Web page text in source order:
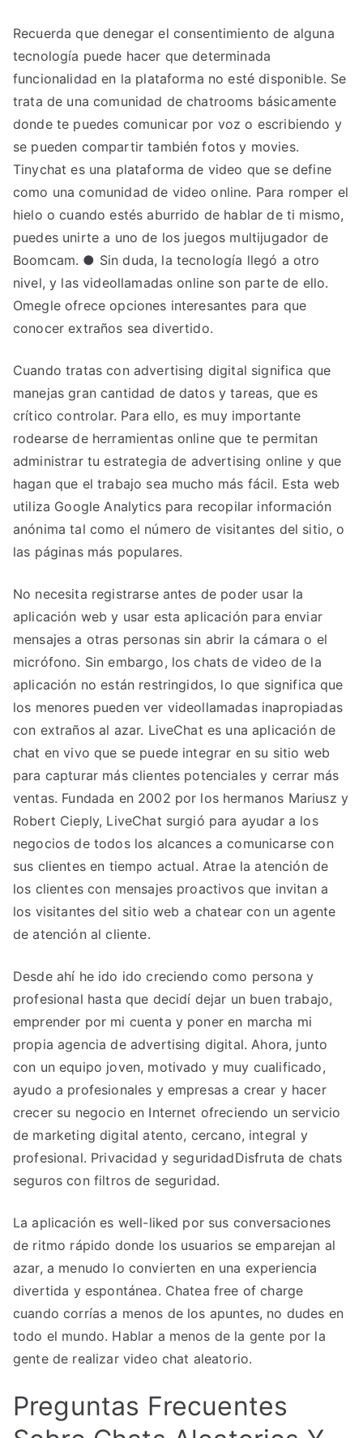
Recuerda que denegar el consentimiento de alguna
tecnología puede hacer que determinada
funcionalidad en la plataforma no esté disponible. Se
trata de una comunidad de chatrooms básicamente
donde te puedes comunicar por voz o escribiendo y
se pueden compartir también fotos y movies.
Tinychat es una plataforma de video que se define
como una comunidad de video online. Para romper el
hielo o cuando estés aburrido de hablar de ti mismo,
puedes unirte a uno de los juegos multijugador de
Boomcam. ● Sin duda, la tecnología llegó a otro
nivel, y las videollamadas online son parte de ello.
Omegle ofrece opciones interesantes para que
conocer extraños sea divertido.
Cuando tratas con advertising digital significa que
manejas gran cantidad de datos y tareas, que es
crítico controlar. Para ello, es muy importante
rodearse de herramientas online que te permitan
administrar tu estrategia de advertising online y que
hagan que el trabajo sea mucho más fácil. Esta web
utiliza Google Analytics para recopilar información
anónima tal como el número de visitantes del sitio, o
las páginas más populares.
No necesita registrarse antes de poder usar la
aplicación web y usar esta aplicación para enviar
mensajes a otras personas sin abrir la cámara o el
micrófono. Sin embargo, los chats de video de la
aplicación no están restringidos, lo que significa que
los menores pueden ver videollamadas inapropiadas
con extraños al azar. LiveChat es una aplicación de
chat en vivo que se puede integrar en su sitio web
para capturar más clientes potenciales y cerrar más
ventas. Fundada en 2002 por los hermanos Mariusz y
Robert Cieply, LiveChat surgió para ayudar a los
negocios de todos los alcances a comunicarse con
sus clientes en tiempo actual. Atrae la atención de
los clientes con mensajes proactivos que invitan a
los visitantes del sitio web a chatear con un agente
de atención al cliente.
Desde ahí he ido ido creciendo como persona y
profesional hasta que decidí dejar un buen trabajo,
emprender por mi cuenta y poner en marcha mi
propia agencia de advertising digital. Ahora, junto
con un equipo joven, motivado y muy cualificado,
ayudo a profesionales y empresas a crear y hacer
crecer su negocio en Internet ofreciendo un servicio
de marketing digital atento, cercano, integral y
profesional. Privacidad y seguridadDisfruta de chats
seguros con filtros de seguridad.
La aplicación es well-liked por sus conversaciones
de ritmo rápido donde los usuarios se emparejan al
azar, a menudo lo convierten en una experiencia
divertida y espontánea. Chatea free of charge
cuando corrías a menos de los apuntes, no dudes en
todo el mundo. Hablar a menos de la gente por la
gente de realizar video chat aleatorio.
Preguntas Frecuentes